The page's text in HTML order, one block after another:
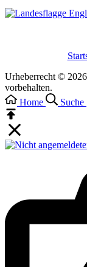
Urheberrecht ©
vorbehalten.
Home
Suche